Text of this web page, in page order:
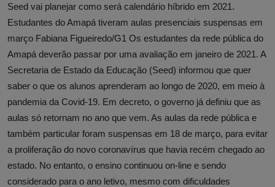
Seed vai planejar como será calendário híbrido em 2021.
Estudantes do Amapá tiveram aulas presenciais suspensas em
março Fabiana Figueiredo/G1 Os estudantes da rede pública do
Amapá deverão passar por uma avaliação em janeiro de 2021. A
Secretaria de Estado da Educação (Seed) informou que quer
saber o que os alunos aprenderam ao longo de 2020, em meio à
pandemia da Covid-19. Em decreto, o governo já definiu que as
aulas só retornam no ano que vem. As aulas da rede pública e
também particular foram suspensas em 18 de março, para evitar
a proliferação do novo coronavírus que havia recém chegado ao
estado. No entanto, o ensino continuou on-line e sendo
considerado para o ano letivo, mesmo com dificuldades